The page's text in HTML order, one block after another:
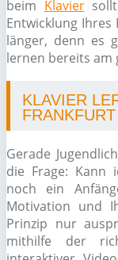
beim Klavier
Entwicklung Ihres
länger, denn es
lernen bereits am
KLAVIER
Gerade
die Frage: Kann
noch ein
Motivation und
Prinzip nur
mithilfe der